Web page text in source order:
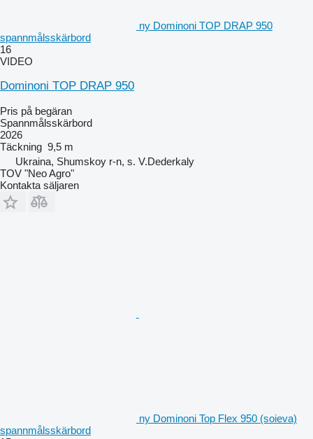
ny Dominoni TOP DRAP 950
spannmålsskärbord
16
VIDEO
Dominoni TOP DRAP 950
Pris på begäran
Spannmålsskärbord
2026
Täckning 9,5 m
Ukraina, Shumskoy r-n, s. V.Dederkaly
TOV "Neo Agro"
Kontakta säljaren
ny Dominoni Top Flex 950 (soieva)
spannmålsskärbord